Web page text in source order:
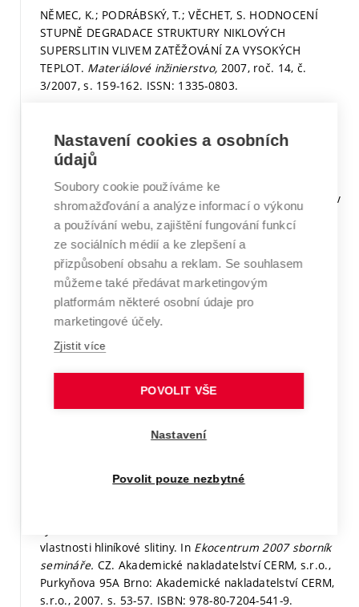
NĚMEC, K.; PODRÁBSKÝ, T.; VĚCHET, S. HODNOCENÍ
STUPNĚ DEGRADACE STRUKTURY NIKLOVÝCH
SUPERSLITIN VLIVEM ZATĚŽOVÁNÍ ZA VYSOKÝCH
TEPLOT. Materiálové inžinierstvo, 2007, roč. 14, č.
3/2007,s. 159-162. ISSN: 1335-0803.
Detail
POSPÍŠILOVÁ, S.; PODRÁBSKÝ, T.; HAKL, J.; VLASÁK, T.
Vliv creepu na strukturu a vlastnosti povrchových vrstev
u niklových superslitin. InMETAL 2007 16. mezinárodní
konference metalurgie a materiálů 16th International
Metallurgical & Material Conference.TANGER spol. s
r.o., Ostrava: TANGER spol. s r.o., 2007.s. 1-7.ISBN:
978-80-86840-33-8.
Stať ve sborníku v databázi WoS či Scopus
Detail
POSPÍŠILOVÁ, S.; PODRÁBSKÝ, T. Chování ochranných
vrstev tvořených nanášením hliníku a křemíku na
vlastnosti hliníkové slitiny. In Ekocentrum 2007 sborník
semináře. CZ. Akademické nakladatelství CERM, s.r.o.,
Purkyňova 95A Brno: Akademické nakladatelství CERM,
s.r.o., 2007. s. 53-57. ISBN: 978-80-7204-541-9.
Nastavení cookies a osobních
údajů
Soubory cookie používáme ke
shromažďování a analýze informací o výkonu
a používání webu, zajištění fungování funkcí
ze sociálních médií a ke zlepšení a
přizpůsobení obsahu a reklam. Se souhlasem
můžeme také předávat marketingovým
platformám některé osobní údaje pro
marketingové účely.
Zjistit více
POVOLIT VŠE
Nastavení
Povolit pouze nezbytné